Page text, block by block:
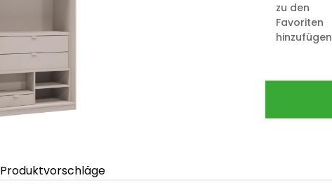
zu den
Favoriten
hinzufügen
Produktvorschläge